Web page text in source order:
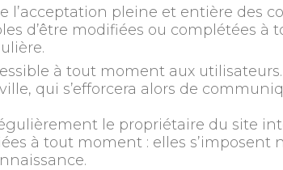
l’acceptation pleine et entière des
d’être modifiées ou complétées
à tout moment aux
qui s’efforcera alors de
le propriétaire du site
à tout moment : elles s’imposent